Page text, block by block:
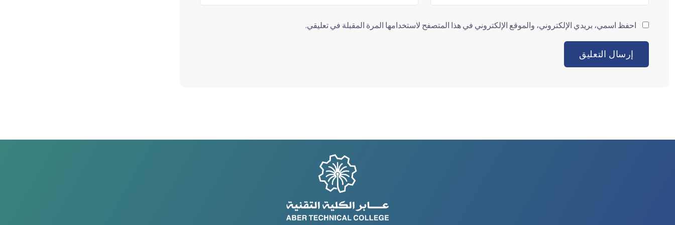
احفظ اسمي، بريدي الإلكتروني، والموقع الإلكتروني في هذا المتصفح لاستخدامها المرة المقبلة في تعليقي.